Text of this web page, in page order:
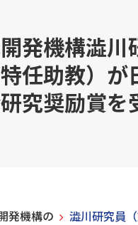
発機構澁川
任助教）が
究奨励賞を
発機構の
澁川研究員